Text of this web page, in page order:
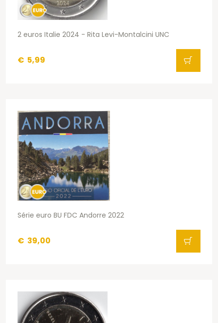
2 euros Italie 2024 - Rita Levi-Montalcini UNC
€ 5,99
Série euro BU FDC Andorre 2022
€ 39,00